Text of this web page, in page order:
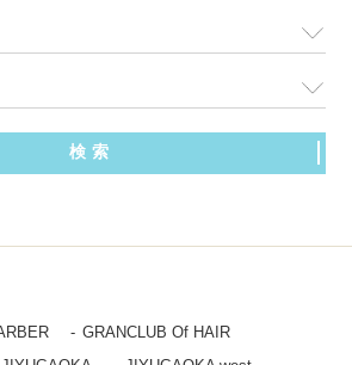
GRANCLUB Of HAIR